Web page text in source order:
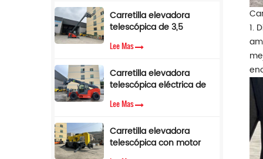
1.
Carretilla elevadora
telescópica de 3,5
cabina de aire
Lee Mas
Carretilla elevadora
telescópica eléctrica de
Lee Mas
Carretilla elevadora
telescópica con motor